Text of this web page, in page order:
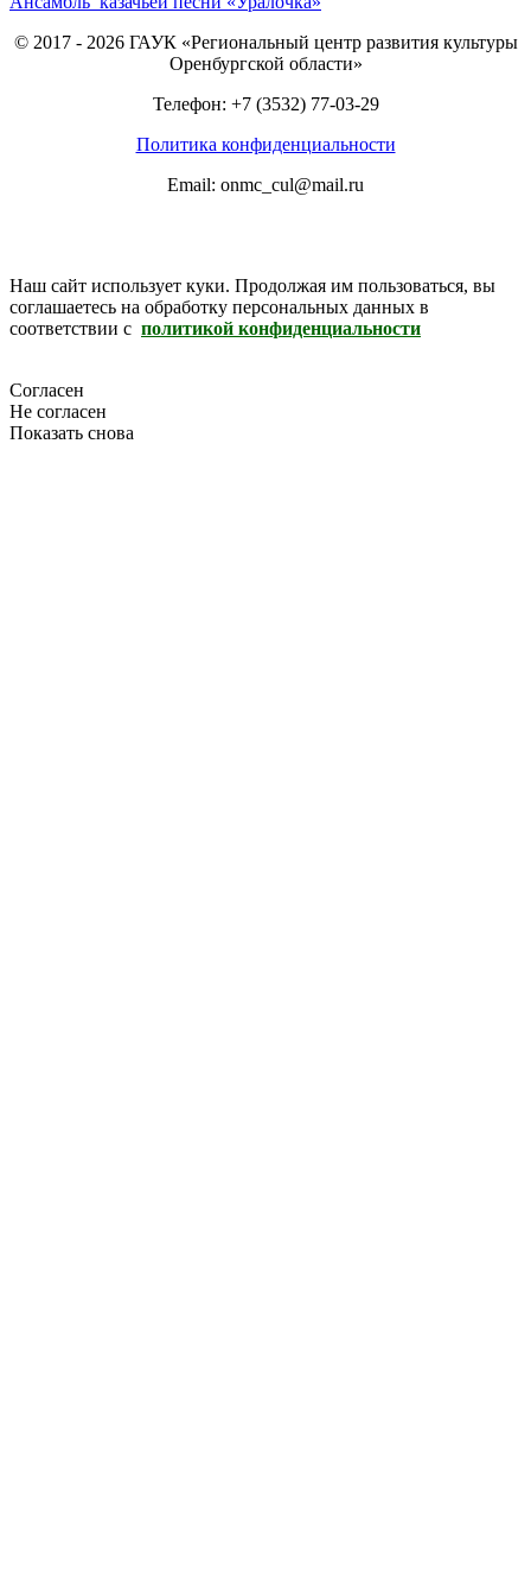
© 2017 - 2026 ГАУК «Региональный центр развития культуры
Оренбургской области»
Телефон: +7 (3532) 77-03-29
Политика конфиденциальности
Email: onmc_cul@mail.ru
Наш сайт использует куки. Продолжая им пользоваться, вы
соглашаетесь на обработку персональных данных в
соответствии с политикой конфиденциальности
Согласен
Не согласен
Показать снова